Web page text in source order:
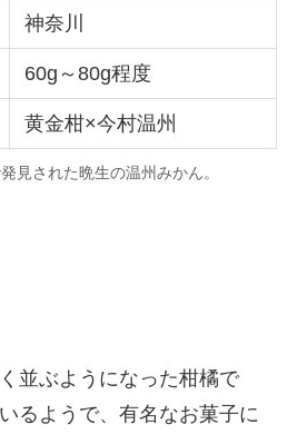
神奈川
60g～80g程度
黄金柑×今村温州
見された晩生の温州みかん。
並ぶようになった柑橘で
るようで、有名なお菓子に